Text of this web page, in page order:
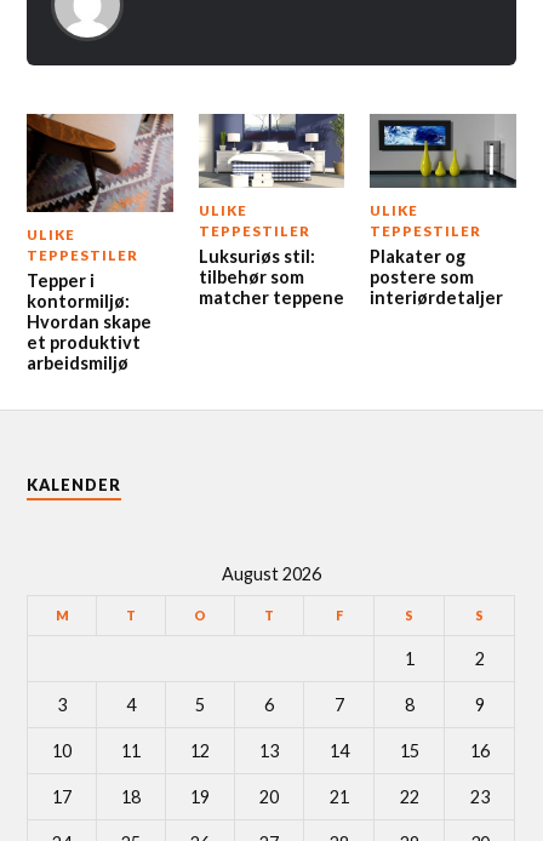
ULIKE
TEPPESTILER
Tepper i
kontormiljø:
Hvordan skape
et produktivt
arbeidsmiljø
ULIKE
TEPPESTILER
Luksuriøs stil:
tilbehør som
matcher teppene
ULIKE
TEPPESTILER
Plakater og
postere som
interiørdetaljer
KALENDER
August 2026
M T O T F S S
1 2
3 4 5 6 7 8 9
10 11 12 13 14 15 16
17 18 19 20 21 22 23